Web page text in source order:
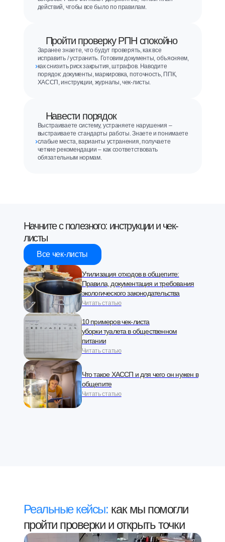
действий, чтобы все было по правилам.
Пройти проверку РПН спокойно
Заранее знаете, что будут проверять, как все
исправить / устранить. Готовим документы, объясняем,
как снизить риск закрытия, штрафов. Наводите
порядок: документы, маркировка, поточность, ППК,
ХАССП, инструкции, журналы, чек-листы.
Навести порядок
Выстраиваете систему, устраняете нарушения –
выстраиваете стандарты работы. Знаете и понимаете
слабые места, варианты устранения, получаете
четкие рекомендации – как соответствовать
обязательным нормам.
Начните с полезного: инструкции и чек-
листы
Все чек-листы
Утилизация отходов в общепите:
Правила, документация и требования
экологического законодательства
Читать статью
10 примеров чек-листа
уборки туалета в общественном
питании
Читать статью
Что такое ХАССП и для чего он нужен в
общепите
Читать статью
Реальные кейсы: как мы помогли
пройти проверки и открыть точки